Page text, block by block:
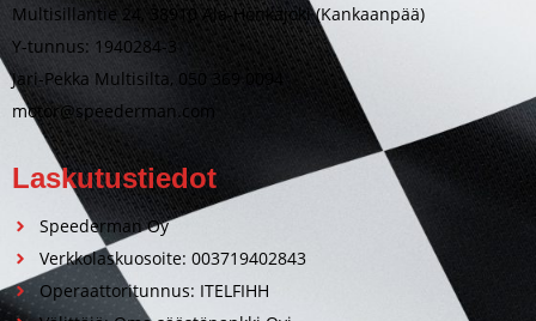
Multisillantie 24, 38910 Ala-Honkajoki (Kankaanpää)
Y-tunnus: 1940284-3
Jari-Pekka Multisilta, 050 369 0094
motor@speederman.com
Laskutustiedot
Speederman Oy
Verkkolaskuosoite: 003719402843
Operaattoritunnus: ITELFIHH